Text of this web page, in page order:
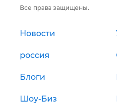
Все права защищены.
Новости
россия
Блоги
Шоу-Биз